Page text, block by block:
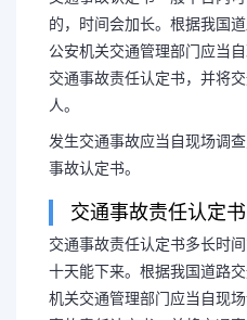
的，时间会加长。根据我国
公安机关交通管理部门应当
交通事故责任认定书，并将
人。
发生交通事故应当自现场调
事故认定书。
交通事故责任认定
交通事故责任认定书多长时
十天能下来。根据我国道路
机关交通管理部门应当自现